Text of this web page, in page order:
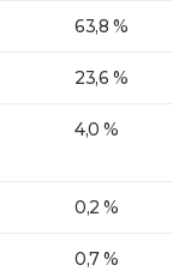
63,8 %
23,6 %
4,0 %
0,2 %
0,7 %